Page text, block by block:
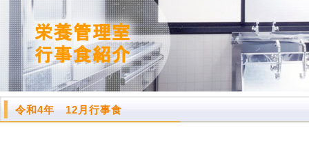
令和4年 12月行事食